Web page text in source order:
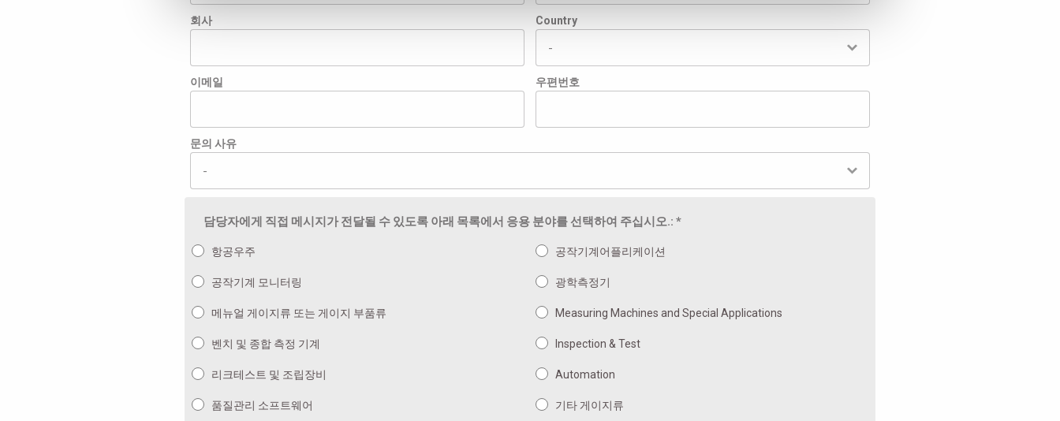
회사 Country
이메일 우편번호
문의 사유
담당자에게 직접 메시지가 전달될 수 있도록 아래 목록에서 응용 분야를 선택하여 주십시오.: *
항공우주 공작기계어플리케이션
공작기계 모니터링 광학측정기
메뉴얼 게이지류 또는 게이지 부품류 Measuring Machines and Special Applications
벤치 및 종합 측정 기계 Inspection & Test
리크테스트 및 조립장비 Automation
품질관리 소프트웨어 기타 게이지류